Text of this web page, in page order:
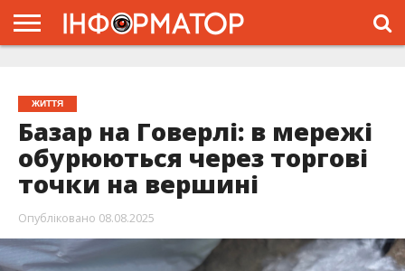
ЖИТТЯ
Базар на Говерлі: в мережі
обурюються через торгові
точки на вершині
Опубліковано 08.08.2025